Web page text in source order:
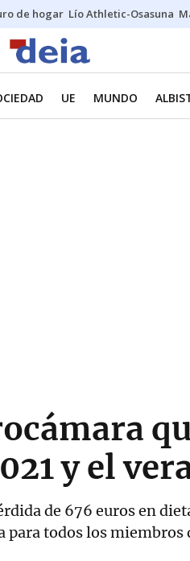
de hogar Lío Athletic-Osasuna
UE MUNDO
y el
de 676 euros en
todos los miembros